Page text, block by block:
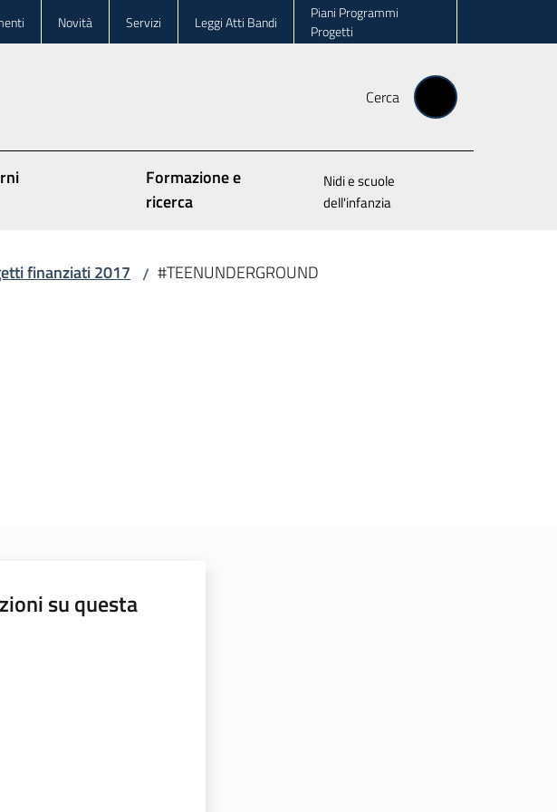
Novità Servizi Leggi Atti Bandi
Piani Programmi
Progetti
Cerca
Formazione e
ricerca
Nidi e scuole
dell'infanzia
finanziati 2017 / #TEENUNDERGROUND
su questa